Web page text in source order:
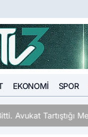
EKONOMI SPOR
Avukat Tartıştığı